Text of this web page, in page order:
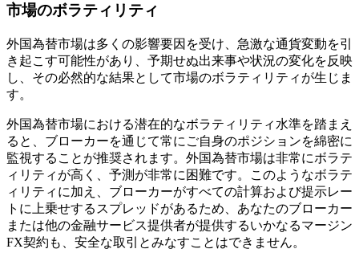
市場のボラティリティ
外国為替市場は多くの影響要因を受け、急激な通貨変動を引
き起こす可能性があり、予期せぬ出来事や状況の変化を反映
し、その必然的な結果として市場のボラティリティが生じま
す。
外国為替市場における潜在的なボラティリティ水準を踏まえ
ると、ブローカーを通じて常にご自身のポジションを綿密に
監視することが推奨されます。外国為替市場は非常にボラテ
ィリティが高く、予測が非常に困難です。このようなボラテ
ィリティに加え、ブローカーがすべての計算および提示レー
トに上乗せするスプレッドがあるため、あなたのブローカー
または他の金融サービス提供者が提供するいかなるマージン
FX契約も、安全な取引とみなすことはできません。